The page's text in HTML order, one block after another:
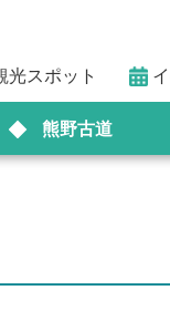
光スポット
熊野古道